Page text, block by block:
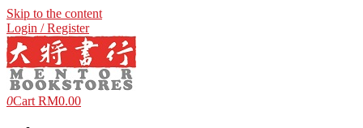
Skip to the content
Login / Register
0Cart RM0.00